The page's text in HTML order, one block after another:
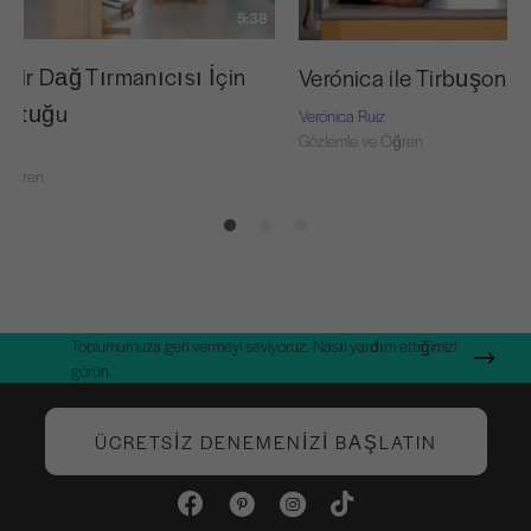
5:38
Dağ Tırmanıcısı İçin
Verónica ile Tirbuşon
Verónica Ruiz
Gözlemle ve Öğren
Toplumumuza geri vermeyi seviyoruz. Nasıl yardım ettiğimizi
görün.
ÜCRETSIZ DENEMENIZI BAŞLATIN